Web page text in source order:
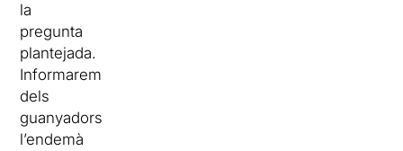
la
pregunta
plantejada.
Informarem
dels
guanyadors
l’endemà